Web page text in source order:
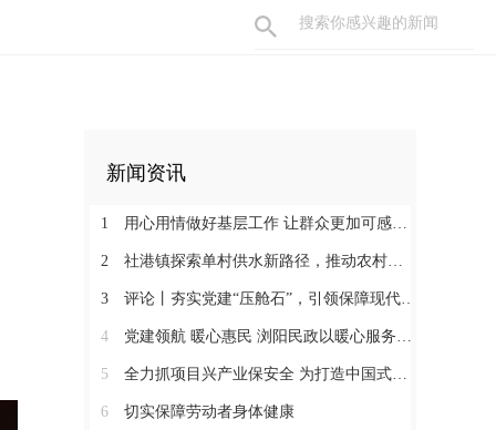
新闻资讯
1 用心用情做好基层工作 让群众更加可感可及
2 社港镇探索单村供水新路径，推动农村安全饮水提质升级
3 评论丨夯实党建“压舱石”，引领保障现代化建设新征程
4 党建领航 暖心惠民 浏阳民政以暖心服务书写惠民答卷
5 全力抓项目兴产业保安全 为打造中国式现代化县域示范作出更大贡献
6 切实保障劳动者身体健康